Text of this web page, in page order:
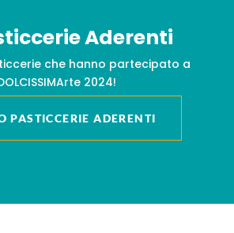
Aderenti
che hanno partecipato a
2024!
PASTICCERIE ADERENTI